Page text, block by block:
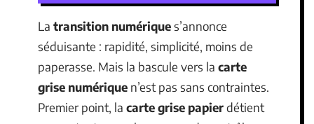
La transition numériques’annonce
séduisante : rapidité, simplicité, moins de
paperasse. Mais la bascule vers la carte
grise numérique n’est pas sans contraintes.
Premier point, la carte grise papierdétient